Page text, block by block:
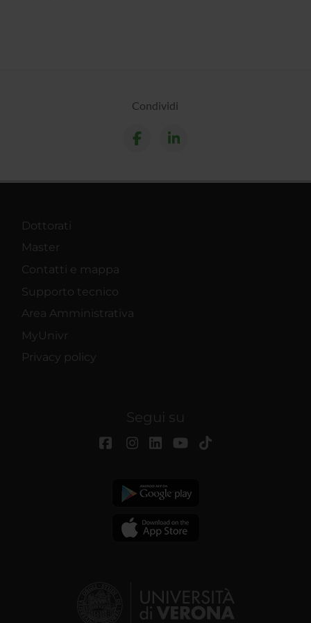
Condividi
Dottorati
Master
Contatti e mappa
Supporto tecnico
Area Amministrativa
MyUnivr
Privacy policy
Segui su